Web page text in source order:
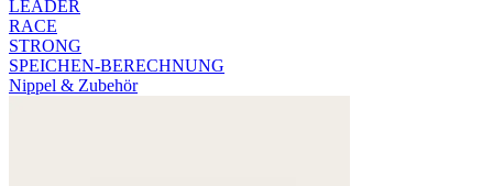
LEADER
RACE
STRONG
SPEICHEN-BERECHNUNG
Nippel & Zubehör